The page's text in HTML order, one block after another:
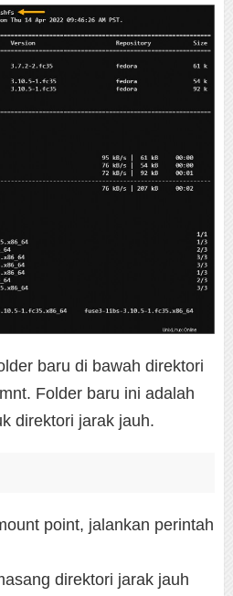
baru di bawah direktori
Folder baru ini adalah
direktori jarak jauh.
point, jalankan perintah
direktori jarak jauh